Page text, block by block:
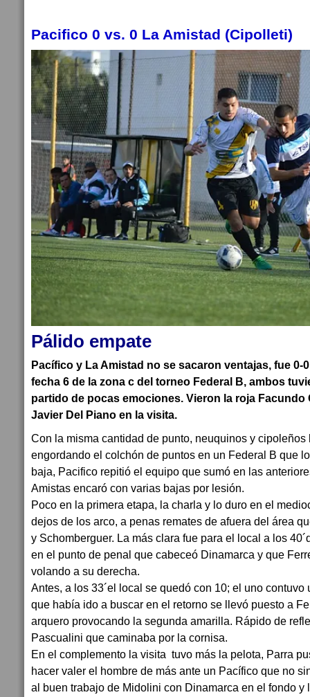
Pacifico 0 vs. 0 La Amistad (Cipolleti)
Pálido empate
Pacífico y La Amistad no se sacaron ventajas, fue 0-
fecha 6 de la zona c del torneo Federal B, ambos
partido de pocas emociones. Vieron la roja Facundo
Javier Del Piano en la visita.
Con la misma cantidad de punto, neuquinos y cipoleños
engordando el colchón de puntos en un Federal B que
baja, Pacifico repitió el equipo que sumó en las
Amistas encaró con varias bajas por lesión.
Poco en la primera etapa, la charla y lo duro en el
dejos de los arco, a penas remates de afuera del área
y Schomberguer. La más clara fue para el local a los
en el punto de penal que cabeceó Dinamarca y que
volando a su derecha.
Antes, a los 33´el local se quedó con 10; el uno
que había ido a buscar en el retorno se llevó puesto a
arquero provocando la segunda amarilla. Rápido de
Pascualini que caminaba por la cornisa.
En el complemento la visita tuvo más la pelota, Parra
hacer valer el hombre de más ante un Pacífico que no
al buen trabajo de Midolini con Dinamarca en el fondo y